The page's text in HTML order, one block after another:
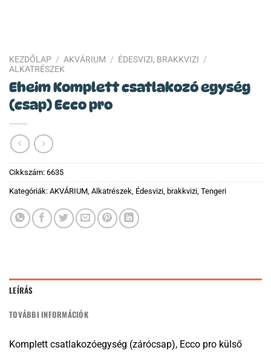
KEZDŐLAP / AKVÁRIUM / ÉDESVIZI, BRAKKVIZI /
ALKATRÉSZEK
Eheim Komplett csatlakozó egység
(csap) Ecco pro
Cikkszám: 6635
Kategóriák: AKVÁRIUM, Alkatrészek, Édesvizi, brakkvizi, Tengeri
LEÍRÁS
TOVÁBBI INFORMÁCIÓK
Komplett csatlakozóegység (zárócsap), Ecco pro külső